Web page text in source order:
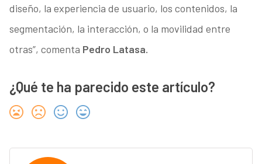
diseño, la experiencia de usuario, los contenidos, la
segmentación, la interacción, o la movilidad entre
otras”, comenta Pedro Latasa.
¿Qué te ha parecido este artículo?